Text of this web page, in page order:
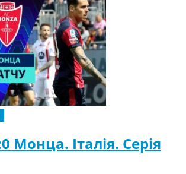
Монца. Італія. Серія